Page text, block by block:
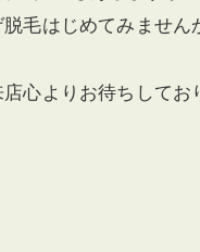
毛はじめてみません
心よりお待ちしてお